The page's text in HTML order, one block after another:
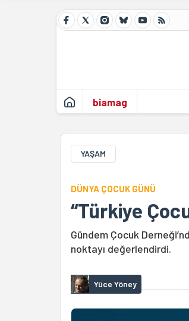
biamag
YAŞAM
DÜNYA ÇOCUK GÜNÜ
“Türkiye
Gündem Çocuk
noktayı değerlendirdi.
Yüce Yöney